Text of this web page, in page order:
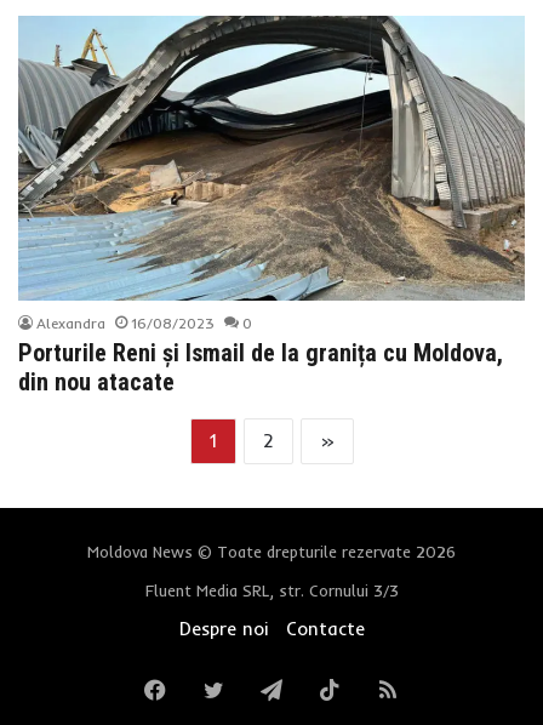
Alexandra 16/08/2023 0
Porturile Reni și Ismail de la granița cu Moldova,
din nou atacate
1 2 »
Moldova News © Toate drepturile rezervate 2026
Fluent Media SRL, str. Cornului 3/3
Despre noi Contacte
FacebookTwitterTelegramTikTokRSS